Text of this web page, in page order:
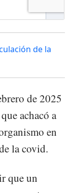
de la
de 2025
achacó a
en
la covid.
que un